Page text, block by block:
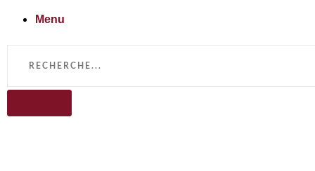
Menu